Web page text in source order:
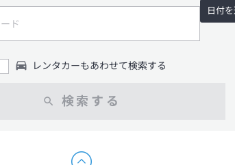
日付
レンタカーもあわせて検索する
検索する